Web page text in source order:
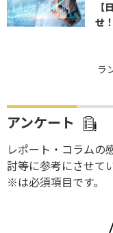
せ
ラ
アンケート
レポート・コラムの
討等に参考にさせて
※は必須項目です。